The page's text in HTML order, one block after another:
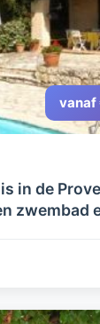
vanaf
in de
zwembad